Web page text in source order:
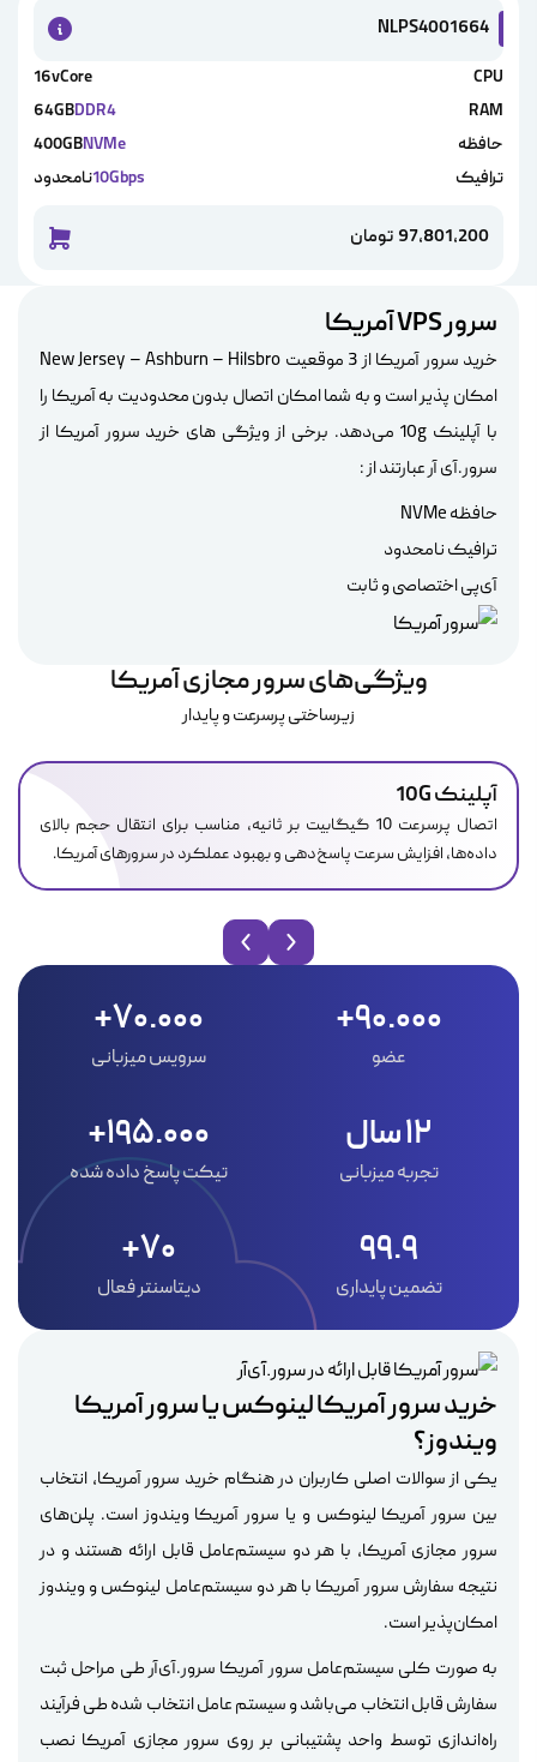
NLPS4001664
CPU
RAM
حافظه
ترافیک
16vCore
64GBDDR4
400GBNVMe
نامحدود10Gbps
97,801,200 تومان
خرید
سرور VPS آمریکا
خرید سرور آمریکا از 3 موقعیت New Jersey – Ashburn – Hilsbro
امکان پذیر است و به شما امکان اتصال بدون محدودیت به آمریکا را
با آپلینک 10g می‌دهد. برخی از ویژگی های خرید سرور آمریکا از
سرور.آی آر عبارتند از :
حافظه NVMe
ترافیک نامحدود
آی‌پی اختصاصی و ثابت
ویژگی‌های سرور مجازی آمریکا
زیرساختی پرسرعت و پایدار
آپلینک 10G
اتصال پرسرعت 10 گیگابیت بر ثانیه، مناسب برای انتقال حجم بالای
داده‌ها، افزایش سرعت پاسخ‌دهی و بهبود عملکرد در سرورهای آمریکا.
90.000+
عضو
70.000+
سرویس میزبانی
12 سال
تجربه میزبانی
195.000+
تیکت پاسخ داده شده
99.9
تضمین پایداری
70+
دیتاسنتر فعال
خرید سرور آمریکا لینوکس یا سرور آمریکا
ویندوز؟
یکی از سوالات اصلی کاربران در هنگام خرید سرور آمریکا، انتخاب
بین سرور آمریکا لینوکس و یا سرور آمریکا ویندوز است. پلن‌های
سرور مجازی آمریکا، با هر دو سیستم‌عامل قابل ارائه هستند و در
نتیجه سفارش سرور آمریکا با هر دو سیستم‌عامل لینوکس و ویندوز
امکان‌پذیر است.
به صورت کلی سیستم‌عامل سرور آمریکا سرور.آی‌آر طی مراحل ثبت
سفارش قابل انتخاب می‌باشد و سیستم عامل انتخاب شده طی فرآیند
راه‌اندازی توسط واحد پشتیبانی بر روی سرور مجازی آمریکا نصب